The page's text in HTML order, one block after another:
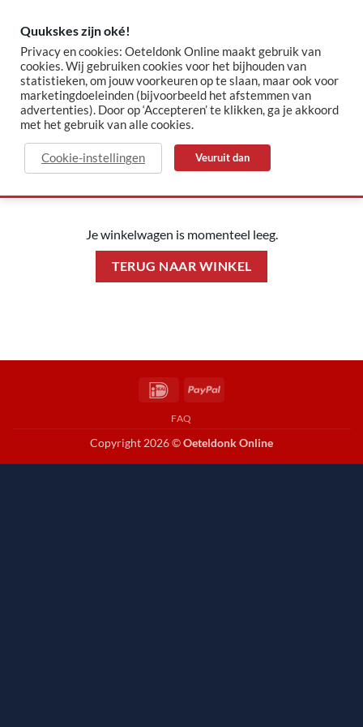
content
✓ Sinds 2015 jouw Oeteldonk-shop ✓ Veilig betalen via Mollie
WINKELWAGEN
Je winkelwagen is momenteel leeg.
TERUG NAAR WINKEL
IDeal PayPal
FAQ
Copyright 2026 ©Oeteldonk Online
Quukskes zijn oké!
Privacy en cookies: Oeteldonk Online maakt gebruik van
cookies. Wij gebruiken cookies voor het bijhouden van
statistieken, om jouw voorkeuren op te slaan, maar ook voor
marketingdoeleinden (bijvoorbeeld het afstemmen van
advertenties). Door op ‘Accepteren’ te klikken, ga je akkoord
met het gebruik van alle cookies.
Cookie-instellingen Veuruit dan